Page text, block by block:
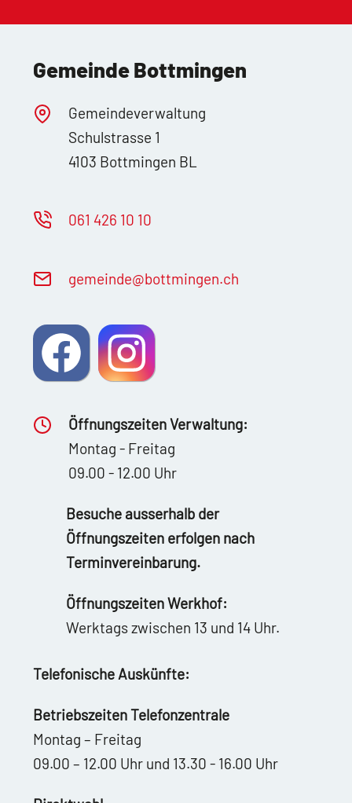
Gemeinde Bottmingen
Gemeindeverwaltung
Schulstrasse 1
4103 Bottmingen BL
061 426 10 10
g m nd b ttm ng n ch
Öffnungszeiten Verwaltung:
Montag - Freitag
09.00 - 12.00 Uhr
Besuche ausserhalb der
Öffnungszeiten erfolgen nach
Terminvereinbarung.
Öffnungszeiten Werkhof:
Werktags zwischen 13 und 14 Uhr.
Telefonische Auskünfte:
Betriebszeiten Telefonzentrale
Montag – Freitag
09.00 – 12.00 Uhr und 13.30 - 16.00 Uhr